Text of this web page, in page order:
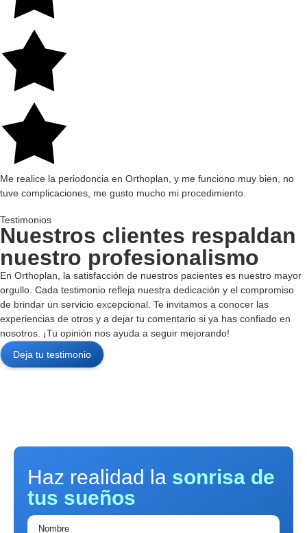
Me realice la periodoncia en Orthoplan, y me funciono muy bien, no
tuve complicaciones, me gusto mucho mi procedimiento.
Testimonios
Nuestros clientes respaldan
nuestro profesionalismo
En Orthoplan, la satisfacción de nuestros pacientes es nuestro mayor
orgullo. Cada testimonio refleja nuestra dedicación y el compromiso
de brindar un servicio excepcional. Te invitamos a conocer las
experiencias de otros y a dejar tu comentario si ya has confiado en
nosotros. ¡Tu opinión nos ayuda a seguir mejorando!
Deja tu testimonio
Haz realidad la sonrisa de
tus sueños